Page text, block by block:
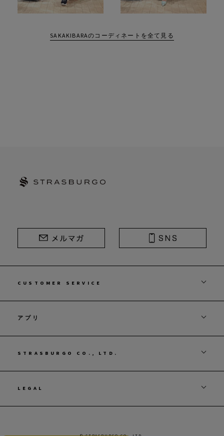
SAKAKIBARAのコーディネートを全て見る
CUSTOMER SERVICE
アプリ
STRASBURGO CO., LTD.
LEGAL